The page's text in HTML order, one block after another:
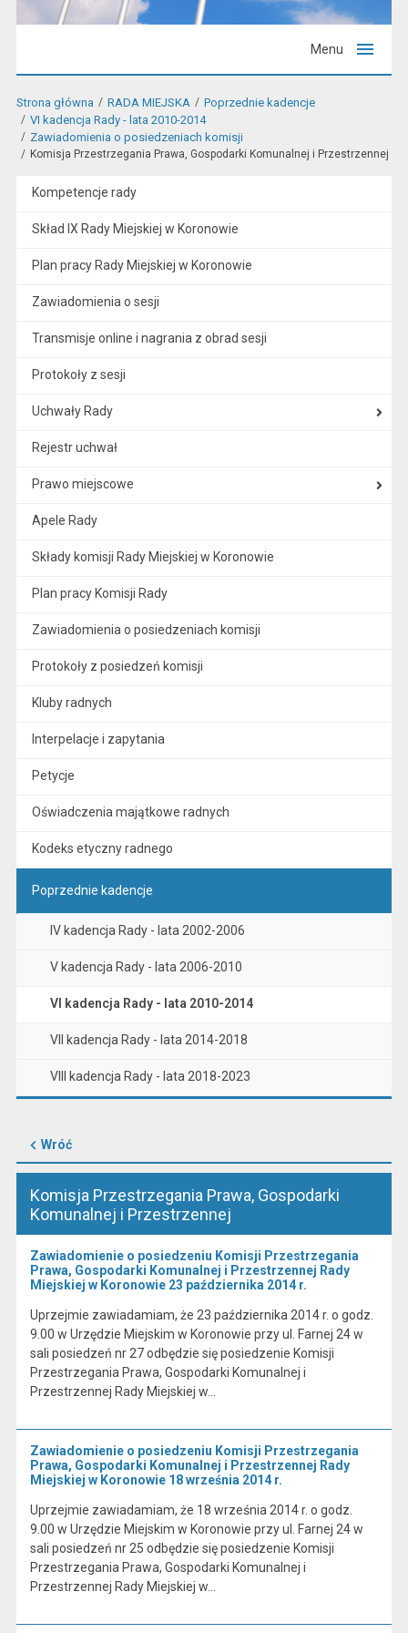
Menu
Strona główna RADA MIEJSKA
Poprzednie kadencje
VI kadencja Rady - lata 2010-2014
Zawiadomienia o posiedzeniach komisji
Komisja Przestrzegania Prawa, Gospodarki Komunalnej i Przestrzennej
Kompetencje rady
Skład IX Rady Miejskiej w Koronowie
Plan pracy Rady Miejskiej w Koronowie
Zawiadomienia o sesji
Transmisje online i nagrania z obrad sesji
Protokoły z sesji
Uchwały Rady
Rejestr uchwał
Prawo miejscowe
Apele Rady
Składy komisji Rady Miejskiej w Koronowie
Plan pracy Komisji Rady
Zawiadomienia o posiedzeniach komisji
Protokoły z posiedzeń komisji
Kluby radnych
Interpelacje i zapytania
Petycje
Oświadczenia majątkowe radnych
Kodeks etyczny radnego
Poprzednie kadencje
IV kadencja Rady - lata 2002-2006
V kadencja Rady - lata 2006-2010
VI kadencja Rady - lata 2010-2014
VII kadencja Rady - lata 2014-2018
VIII kadencja Rady - lata 2018-2023
Wróć
Komisja Przestrzegania Prawa, Gospodarki
Komunalnej i Przestrzennej
Zawiadomienie o posiedzeniu Komisji Przestrzegania
Prawa, Gospodarki Komunalnej i Przestrzennej Rady
Miejskiej w Koronowie 23 października 2014 r.
Uprzejmie zawiadamiam, że 23 października 2014 r. o godz.
9.00 w Urzędzie Miejskim w Koronowie przy ul. Farnej 24 w
sali posiedzeń nr 27 odbędzie się posiedzenie Komisji
Przestrzegania Prawa, Gospodarki Komunalnej i
Przestrzennej Rady Miejskiej w…
Zawiadomienie o posiedzeniu Komisji Przestrzegania
Prawa, Gospodarki Komunalnej i Przestrzennej Rady
Miejskiej w Koronowie 18 września 2014 r.
Uprzejmie zawiadamiam, że 18 września 2014 r. o godz.
9.00 w Urzędzie Miejskim w Koronowie przy ul. Farnej 24 w
sali posiedzeń nr 25 odbędzie się posiedzenie Komisji
Przestrzegania Prawa, Gospodarki Komunalnej i
Przestrzennej Rady Miejskiej w…